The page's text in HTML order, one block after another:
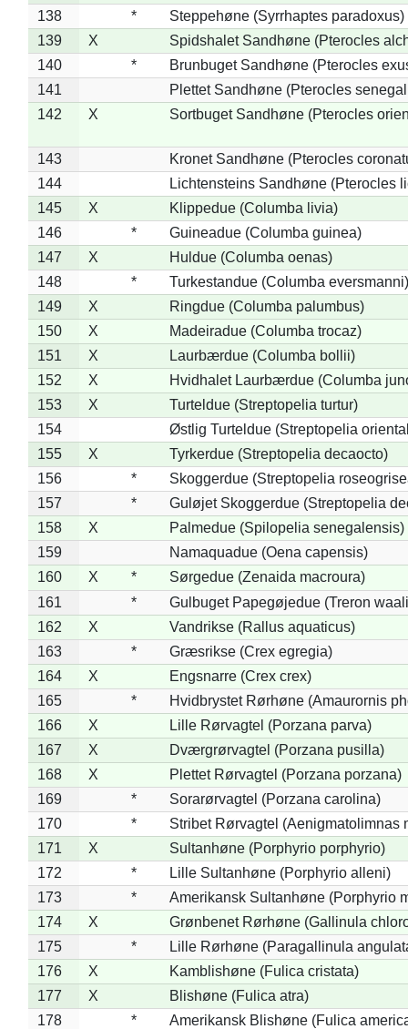
138
*
Steppehøne (Syrrhaptes paradoxus)
139
X
Spidshalet Sandhøne (Pterocles
140
*
Brunbuget Sandhøne (Pterocles
141
Plettet Sandhøne (Pterocles
142
X Sortbuget Sandhøne (Pterocles
143
Kronet Sandhøne (Pterocles
144
Lichtensteins Sandhøne (Pterocles
145
X
Klippedue (Columba livia)
146
*
Guineadue (Columba guinea)
147
X
Huldue (Columba oenas)
148
*
Turkestandue (Columba eversmanni)
149
X
Ringdue (Columba palumbus)
150
X
Madeiradue (Columba trocaz)
151
X
Laurbærdue (Columba bollii)
152
X
Hvidhalet Laurbærdue (Columba
153
X
Turteldue (Streptopelia turtur)
154
Østlig Turteldue (Streptopelia
155
X
Tyrkerdue (Streptopelia decaocto)
156
*
Skoggerdue (Streptopelia
157
*
Guløjet Skoggerdue (Streptopelia
158
X
Palmedue (Spilopelia senegalensis)
159
Namaquadue (Oena capensis)
160
X *
Sørgedue (Zenaida macroura)
161
*
Gulbuget Papegøjedue (Treron
162
X
Vandrikse (Rallus aquaticus)
163
*
Græsrikse (Crex egregia)
164
X
Engsnarre (Crex crex)
165
*
Hvidbrystet Rørhøne (Amaurornis
166
X
Lille Rørvagtel (Porzana parva)
167
X
Dværgrørvagtel (Porzana pusilla)
168
X
Plettet Rørvagtel (Porzana porzana)
169
*
Sorarørvagtel (Porzana carolina)
170
*
Stribet Rørvagtel (Aenigmatolimnas
171
X
Sultanhøne (Porphyrio porphyrio)
172
*
Lille Sultanhøne (Porphyrio alleni)
173
*
Amerikansk Sultanhøne (Porphyrio
174
X
Grønbenet Rørhøne (Gallinula
175
*
Lille Rørhøne (Paragallinula
176
X
Kamblishøne (Fulica cristata)
177
X
Blishøne (Fulica atra)
178
*
Amerikansk Blishøne (Fulica